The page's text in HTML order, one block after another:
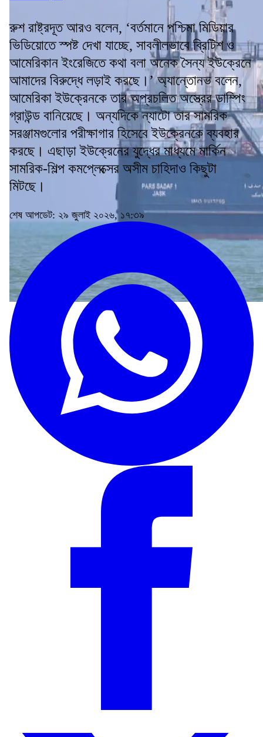
রুশ রাষ্ট্রদূত আরও বলেন, ‘বর্তমানে পশ্চিমা মিডিয়ার
ভিডিয়োতে স্পষ্ট দেখা যাচ্ছে, সাবলীলভাবে ব্রিটিশ ও
আমেরিকান ইংরেজিতে কথা বলা অনেক সৈন্য ইউক্রেনে
আমাদের বিরুদ্ধে লড়াই করছে।’ অ্যান্তোনভ বলেন,
আমেরিকা ইউক্রেনকে তার অপ্রচলিত অস্ত্রের ডাম্পিং
গ্রাউন্ড বানিয়েছে। অন্যদিকে ন্যাটো তার সামরিক
সরঞ্জামগুলোর পরীক্ষাগার হিসেবে ইউক্রেনকে ব্যবহার
করছে। এছাড়া ইউক্রেনের যুদ্ধের মাধ্যমে মার্কিন
সামরিক-শিল্প কমপ্লেক্সের অসীম চাহিদাও কিছুটা
মিটছে।
শেষ আপডেট: ২৯ জুলাই ২০২৬, ১৭:৩৯